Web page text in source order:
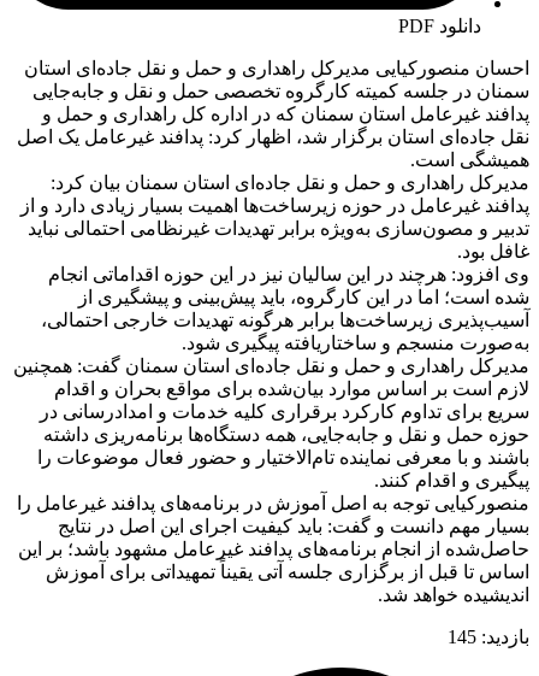
دانلود PDF
احسان منصورکیایی مدیرکل راهداری و حمل و نقل جاده‌ای استان
سمنان در جلسه کمیته کارگروه تخصصی حمل و نقل و جابه‌جایی
پدافند غیرعامل استان سمنان که در اداره کل راهداری و حمل و
نقل جاده‌ای استان برگزار شد، اظهار کرد: پدافند غیرعامل یک اصل
همیشگی است.
مدیرکل راهداری و حمل و نقل جاده‌ای استان سمنان بیان کرد:
پدافند غیرعامل در حوزه زیرساخت‌ها اهمیت بسیار زیادی دارد و از
تدبیر و مصون‌سازی به‌ویژه برابر تهدیدات غیرنظامی احتمالی نباید
غافل بود.
وی افزود: هرچند در این سالیان نیز در این حوزه اقداماتی انجام
شده است؛ اما در این کارگروه، باید پیش‌بینی و پیشگیری از
آسیب‌پذیری زیرساخت‌ها برابر هرگونه تهدیدات خارجی احتمالی،
به‌صورت منسجم و ساختاریافته پیگیری شود.
مدیرکل راهداری و حمل و نقل جاده‌ای استان سمنان گفت: همچنین
لازم است بر اساس موارد بیان‌شده برای مواقع بحران و اقدام
سریع برای تداوم کارکرد برقراری کلیه خدمات و امدادرسانی در
حوزه حمل و نقل و جابه‌جایی، همه دستگاه‌ها برنامه‌ریزی داشته
باشند و با معرفی نماینده تام‌الاختیار و حضور فعال موضوعات را
پیگیری و اقدام کنند.
منصورکیایی توجه به اصل آموزش در برنامه‌های پدافند غیرعامل را
بسیار مهم دانست و گفت: باید کیفیت اجرای این اصل در نتایج
حاصل‌شده از انجام برنامه‌های پدافند غیرعامل مشهود باشد؛ بر این
اساس تا قبل از برگزاری جلسه آتی یقیناً تمهیداتی برای آموزش
اندیشیده خواهد شد.
بازدید: 145